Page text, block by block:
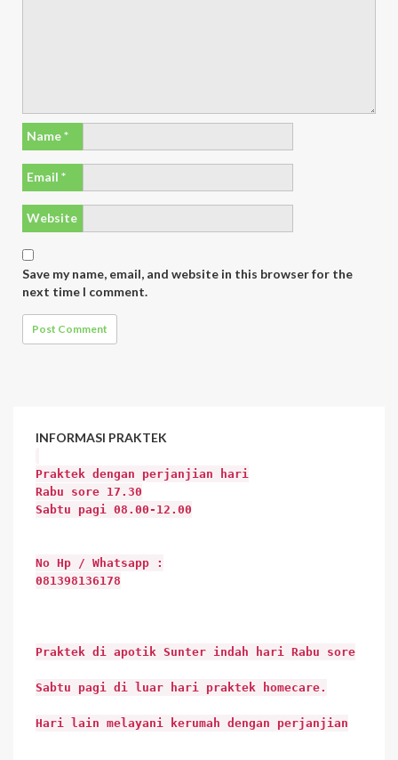
Name*
Email *
Website
Save my name, email, and website in this browser for the
next time I comment.
INFORMASI PRAKTEK
Praktek dengan perjanjian hari
Rabu sore 17.30
Sabtu pagi 08.00-12.00
No Hp / Whatsapp :
081398136178
Praktek di apotik Sunter indah hari Rabu sore
Sabtu pagi di luar hari praktek homecare.
Hari lain melayani kerumah dengan perjanjian